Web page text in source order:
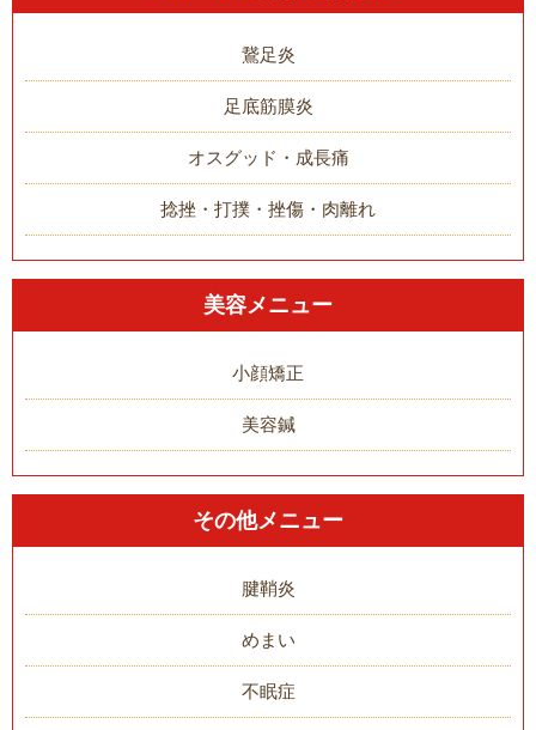
鵞足炎
足底筋膜炎
オスグッド・成長痛
捻挫・打撲・挫傷・肉離れ
美容メニュー
小顔矯正
美容鍼
その他メニュー
腱鞘炎
めまい
不眠症